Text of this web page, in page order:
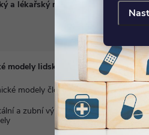
a lékařský nábytek
modely lidského těla
modely člověka
a zubní výukové
DO KOŠÍKU
Kód:1000274